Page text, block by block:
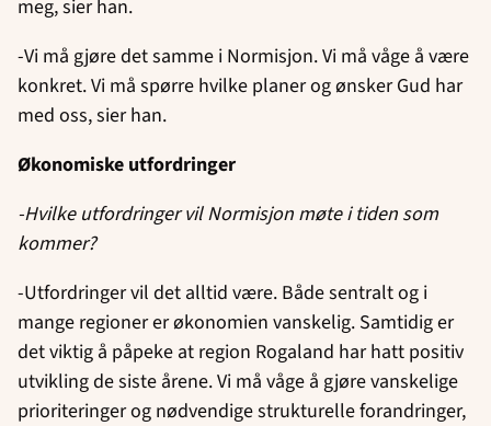
meg, sier han.
-Vi må gjøre det samme i Normisjon. Vi må våge å være
konkret. Vi må spørre hvilke planer og ønsker Gud har
med oss, sier han.
Økonomiske utfordringer
-Hvilke utfordringer vil Normisjon møte i tiden som
kommer?
-Utfordringer vil det alltid være. Både sentralt og i
mange regioner er økonomien vanskelig. Samtidig er
det viktig å påpeke at region Rogaland har hatt positiv
utvikling de siste årene. Vi må våge å gjøre vanskelige
prioriteringer og nødvendige strukturelle forandringer,